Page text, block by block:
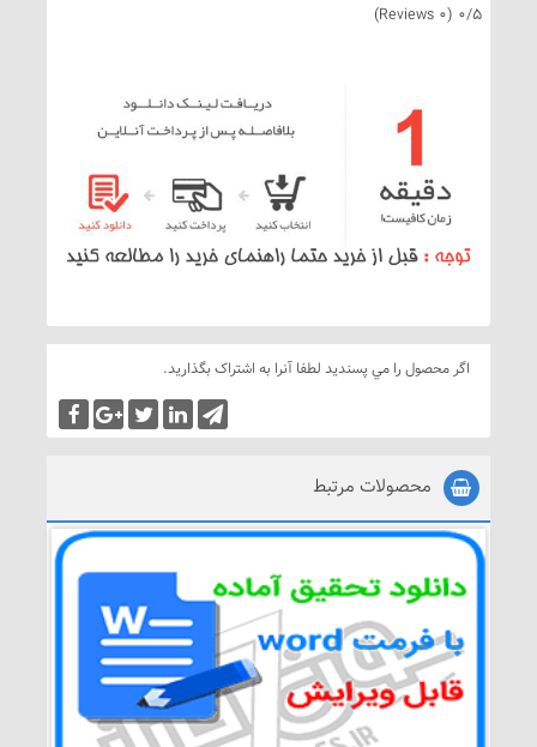
0/5
(0 Reviews)
اگر محصول را مي پسنديد لطفا آنرا به اشتراک بگذاريد.
محصولات مرتبط